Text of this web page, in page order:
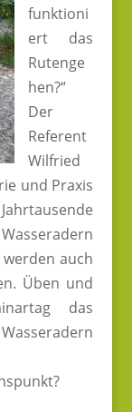
funktioni
ert das
Rutenge
hen?“
Der
Referent
Wilfried
und Praxis
auch
Üben und
das